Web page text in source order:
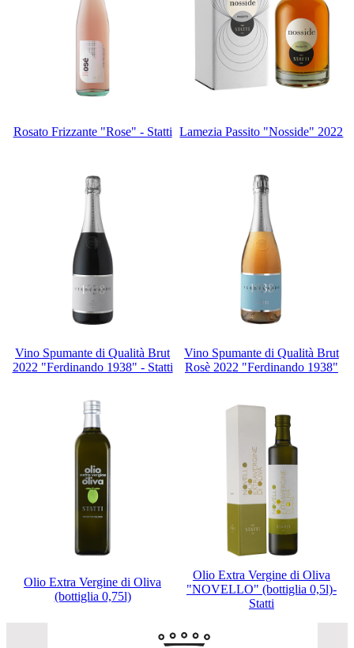
Rosato Frizzante "Rose" - Statti Lamezia Passito "Nosside" 2022
Vino Spumante di Qualità Brut
2022 "Ferdinando 1938" - Statti
Vino Spumante di Qualità Brut
Rosè 2022 "Ferdinando 1938"
Olio Extra Vergine di Oliva
(bottiglia 0,75l)
Olio Extra Vergine di Oliva
"NOVELLO" (bottiglia 0,5l)-
Statti